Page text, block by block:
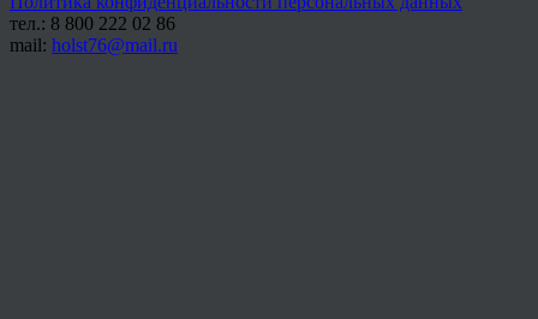
тел.: 8 800 222 02 86
mail: holst76@mail.ru